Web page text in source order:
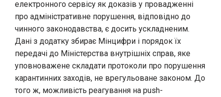
електронного сервісу як доказів у провадженні
про адміністративне порушення, відповідно до
чинного законодавства, є досить ускладненим.
Дані з додатку збирає Мінцифри і порядок їх
передачі до Міністерства внутрішніх справ, яке
уповноважене складати протоколи про порушення
карантинних заходів, не врегульоване законом. До
того ж, можливість реагування на push-